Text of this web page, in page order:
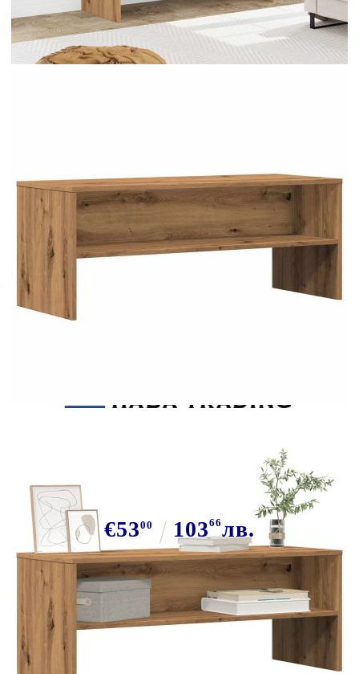
ТВ шкаф, дъб артизан, 100x40x40
см, инженерно дърво
€5300 10366лв.
В наличност: 200 бр.
Време за доставка: 5 до 9 дни
Безплатна доставка до адрес при плащане по банков път